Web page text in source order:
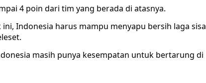
4 poin dari tim yang berada di atasnya.
Indonesia harus mampu menyapu bersih laga sisa
masih punya kesempatan untuk bertarung di